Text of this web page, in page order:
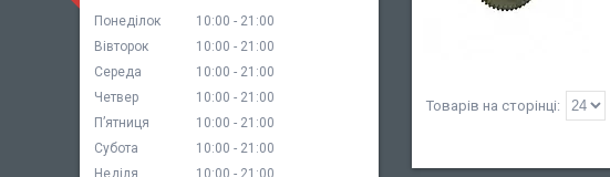
Понеділок 10:00
21:00
Вівторок
10:00
21:00
Середа
10:00
21:00
Четвер
10:00
21:00
Пʼятниця
10:00
21:00
Субота
10:00
21:00
Неділя
10:00 21:00